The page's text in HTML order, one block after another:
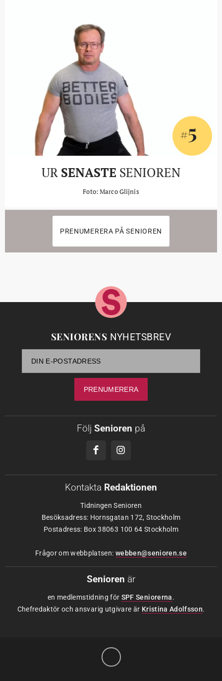
#5
UR SENASTE SENIOREN
Foto: Marco Glijnis
PRENUMERERA PÅ SENIOREN
SENIORENS NYHETSBREV
Följ Senioren på
Kontakta Redaktionen
Tidningen Senioren
Besöksadress: Hornsgatan 172, Stockholm
Postadress: Box 38063 100 64 Stockholm
Frågor om webbplatsen: webben@senioren.se
Senioren är
en medlemstidning för SPF Seniorerna.
Chefredaktör och ansvarig utgivare är Kristina Adolfsson.